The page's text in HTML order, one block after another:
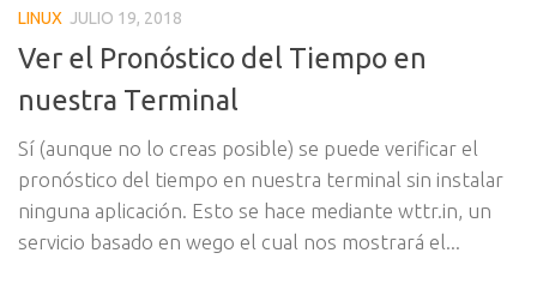
LINUX JULIO 19, 2018
Ver el Pronóstico del Tiempo en
nuestra Terminal
Sí (aunque no lo creas posible) se puede verificar el
pronóstico del tiempo en nuestra terminal sin instalar
ninguna aplicación. Esto se hace mediante wttr.in, un
servicio basado en wego el cual nos mostrará el...